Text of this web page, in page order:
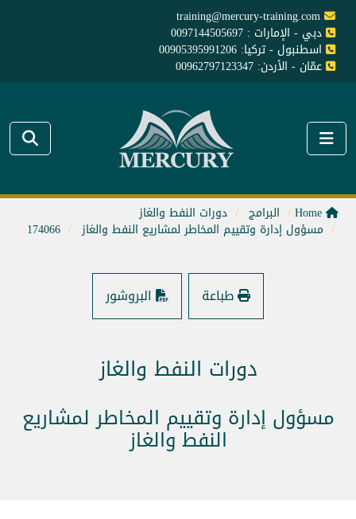
training@mercury-training.com
دبي - الإمارات : 0097144505697
اسطنبول - تركيا: 00905395991206
عمّان - الأردن: 00962797123347
البرامج دورات النفط والغاز
مسؤول إدارة وتقييم المخاطر لمشاريع النفط والغاز 174066
طباعة البروشور
دورات النفط والغاز
مسؤول إدارة وتقييم المخاطر لمشاريع
النفط والغاز